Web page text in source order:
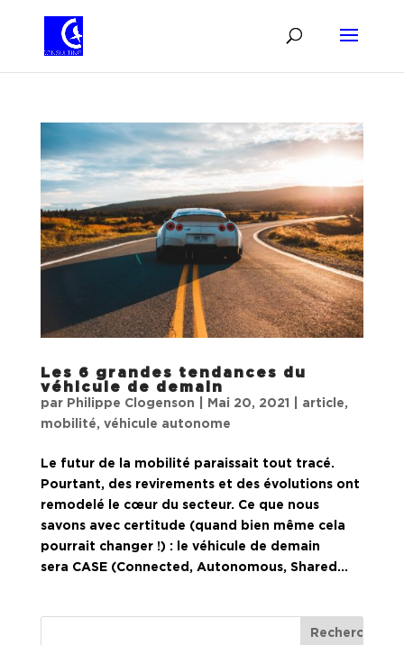
Les 6 grandes tendances du
véhicule de demain
par Philippe Clogenson Mai 20, 2021 article,
mobilité, véhicule autonome
Le futur de la mobilité paraissait tout tracé.
Pourtant, des revirements et des évolutions ont
remodelé le cœur du secteur. Ce que nous
savons avec certitude (quand bien même cela
pourrait changer !) : le véhicule de demain
sera CASE (Connected, Autonomous, Shared...